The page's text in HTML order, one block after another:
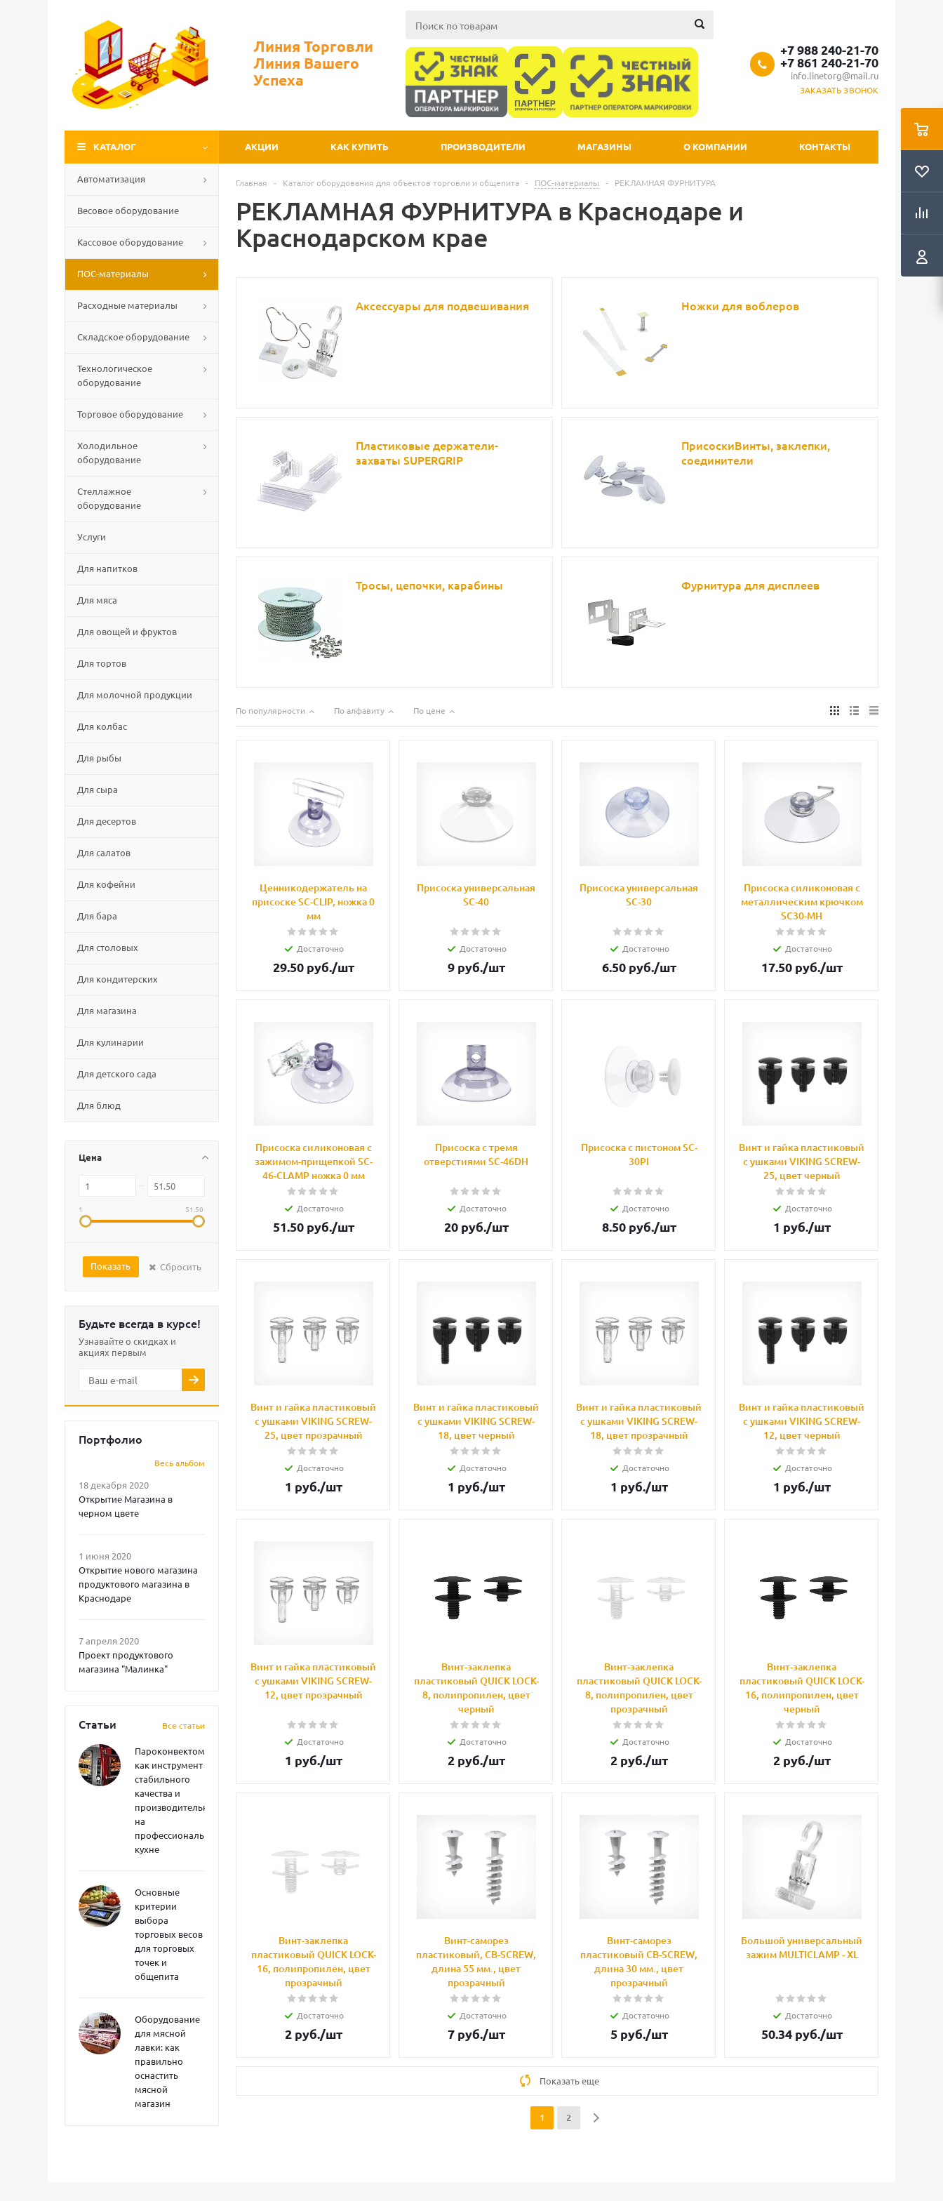
Линия Торговли
Линия Вашего
Успеха
+7 988 240-21-70
+7 861 240-21-70
info.linetorg@mail.ru
ЗАКАЗАТЬ ЗВОНОК
КАТАЛОГ АКЦИИ КАК КУПИТЬ ПРОИЗВОДИТЕЛИ МАГАЗИНЫ О КОМПАНИИ КОНТАКТЫ
Автоматизация
Весовое оборудование
Кассовое оборудование
ПОС-материалы
Расходные материалы
Складское оборудование
Технологическое
оборудование
Торговое оборудование
Холодильное
оборудование
Стеллажное
оборудование
Услуги
Для напитков
Для мяса
Для овощей и фруктов
Для тортов
Для молочной продукции
Для колбас
Для рыбы
Для сыра
Для десертов
Для салатов
Для кофейни
Для бара
Для столовых
Для кондитерских
Для магазина
Для кулинарии
Для детского сада
Для блюд
Цена
1 51.50
Сбросить
Будьте всегда в курсе!
Узнавайте о скидках и
акциях первым
Портфолио
Весь альбом
18 декабря 2020
Открытие Магазина в
черном цвете
1 июня 2020
Открытие нового магазина
продуктового магазина в
Краснодаре
7 апреля 2020
Проект продуктового
магазина "Малинка"
Статьи Все статьи
Пароконвектоматы
как инструмент
стабильного
качества и
производительности
на
профессиональной
кухне
Основные
критерии
выбора
торговых весов
для торговых
точек и
общепита
Оборудование
для мясной
лавки: как
правильно
оснастить
мясной
магазин
Главная - Каталог оборудования для объектов торговли и общепита - ПОС-материалы - РЕКЛАМНАЯ ФУРНИТУРА
РЕКЛАМНАЯ ФУРНИТУРА в Краснодаре и
Краснодарском крае
Аксессуары для подвешивания Ножки для воблеров
Пластиковые держатели-
захваты SUPERGRIP
ПрисоскиВинты, заклепки,
соединители
Тросы, цепочки, карабины Фурнитура для дисплеев
По популярности По алфавиту По цене
Ценникодержатель на
присоске SC-CLIP, ножка 0
мм
Достаточно
29.50руб./шт
Присоска универсальная
SC-40
Достаточно
9руб./шт
Присоска универсальная
SC-30
Достаточно
6.50руб./шт
Присоска силиконовая с
металлическим крючком
SC30-MH
Достаточно
17.50руб./шт
Присоска силиконовая с
зажимом-прищепкой SC-
46-CLAMP ножка 0 мм
Достаточно
51.50руб./шт
Присоска с тремя
отверстиями SC-46DH
Достаточно
20руб./шт
Присоска с пистоном SC-
30PI
Достаточно
8.50руб./шт
Винт и гайка пластиковый
с ушками VIKING SCREW-
25, цвет черный
Достаточно
1 руб./шт
Винт и гайка пластиковый
с ушками VIKING SCREW-
25, цвет прозрачный
Достаточно
1 руб./шт
Винт и гайка пластиковый
с ушками VIKING SCREW-
18, цвет черный
Достаточно
1 руб./шт
Винт и гайка пластиковый
с ушками VIKING SCREW-
18, цвет прозрачный
Достаточно
1 руб./шт
Винт и гайка пластиковый
с ушками VIKING SCREW-
12, цвет черный
Достаточно
1 руб./шт
Винт и гайка пластиковый
с ушками VIKING SCREW-
12, цвет прозрачный
Достаточно
1 руб./шт
Винт-заклепка
пластиковый QUICK LOCK-
8, полипропилен, цвет
черный
Достаточно
2руб./шт
Винт-заклепка
пластиковый QUICK LOCK-
8, полипропилен, цвет
прозрачный
Достаточно
2руб./шт
Винт-заклепка
пластиковый QUICK LOCK-
16, полипропилен, цвет
черный
Достаточно
2руб./шт
Винт-заклепка
пластиковый QUICK LOCK-
16, полипропилен, цвет
прозрачный
Достаточно
2руб./шт
Винт-саморез
пластиковый, CB-SCREW,
длина 55 мм., цвет
прозрачный
Достаточно
7руб./шт
Винт-саморез
пластиковый CB-SCREW,
длина 30 мм., цвет
прозрачный
Достаточно
5руб./шт
Большой универсальный
зажим MULTICLAMP - XL
Достаточно
50.34руб./шт
Показать еще
1 2